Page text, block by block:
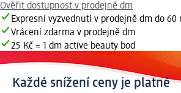
Ověřit dostupnost v prodejně dm
Expresní vyzvednutí v prodejně dm do 60
Vrácení zdarma v prodejně dm
25 Kč = 1 dm active beauty bod
Každé snížení ceny je platné